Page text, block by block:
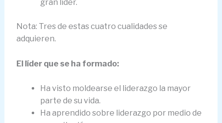
gran líder.
Nota: Tres de estas cuatro cualidades se
adquieren.
El líder que se ha formado:
Ha visto moldearse el liderazgo la mayor
parte de su vida.
Ha aprendido sobre liderazgo por medio de